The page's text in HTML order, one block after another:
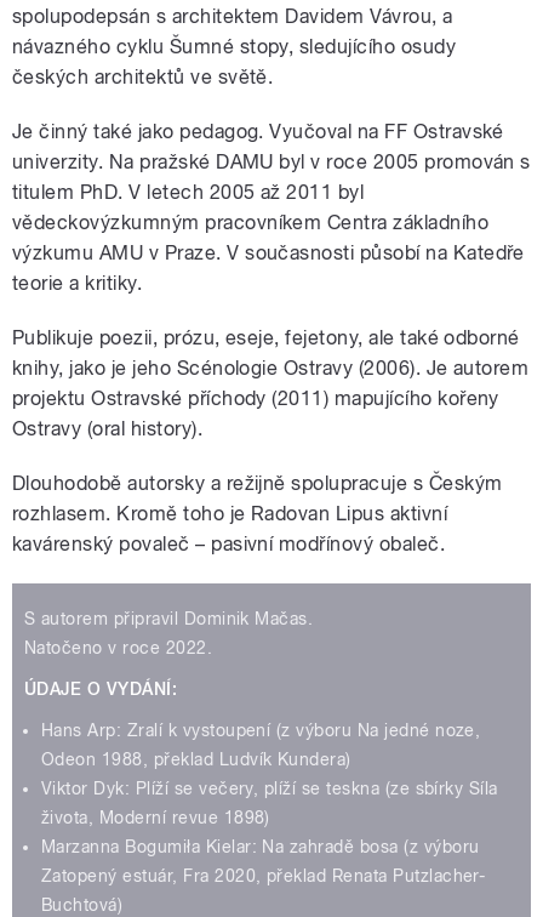
spolupodepsán s architektem Davidem Vávrou, a
návazného cyklu Šumné stopy, sledujícího osudy
českých architektů ve světě.
Je činný také jako pedagog. Vyučoval na FF Ostravské
univerzity. Na pražské DAMU byl v roce 2005 promován s
titulem PhD. V letech 2005 až 2011 byl
vědeckovýzkumným pracovníkem Centra základního
výzkumu AMU v Praze. V současnosti působí na Katedře
teorie a kritiky.
Publikuje poezii, prózu, eseje, fejetony, ale také odborné
knihy, jako je jeho Scénologie Ostravy (2006). Je autorem
projektu Ostravské příchody (2011) mapujícího kořeny
Ostravy (oral history).
Dlouhodobě autorsky a režijně spolupracuje s Českým
rozhlasem. Kromě toho je Radovan Lipus aktivní
kavárenský povaleč – pasivní modřínový obaleč.
S autorem připravil Dominik Mačas.
Natočeno v roce 2022.
ÚDAJE O VYDÁNÍ:
Hans Arp: Zralí k vystoupení (z výboru Na jedné noze,
Odeon 1988, překlad Ludvík Kundera)
Viktor Dyk: Plíží se večery, plíží se teskna (ze sbírky Síla
života, Moderní revue 1898)
Marzanna Bogumiła Kielar: Na zahradě bosa (z výboru
Zatopený estuár, Fra 2020, překlad Renata Putzlacher-
Buchtová)